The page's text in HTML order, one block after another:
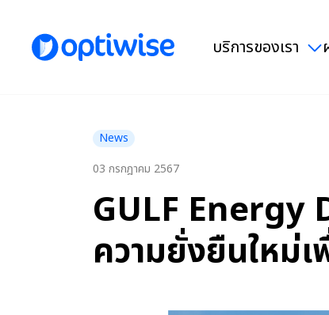
บริการของเรา
News
03 กรกฎาคม 2567
GULF Energy
ความยั่งยืนใหม่